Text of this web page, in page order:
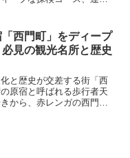
徹底解説。本当に役立つ
西門町」をディープ
見の観光名所と歴史
と歴史が交差する街「西
原宿と呼ばれる歩行者天
から、赤レンガの西門紅